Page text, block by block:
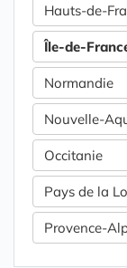
Hauts-de-
Île-de-
Normandie
Nouvelle-
Occitanie
Pays de la
Provence-